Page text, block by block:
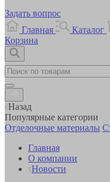
Задать вопрос
Главная
Каталог
Корзина
Назад
Популярные категории
Отделочные материалы
Главная
О компании
Новости